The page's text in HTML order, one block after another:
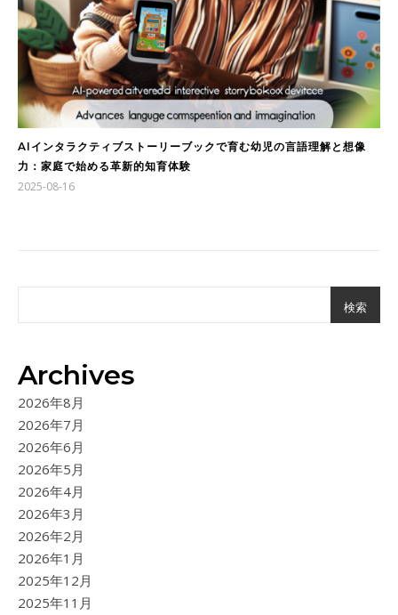
AIインタラクティブストーリーブックで育む幼児の言語理解と想像
力：家庭で始める革新的知育体験
2025-08-16
検索
Archives
2026年8月
2026年7月
2026年6月
2026年5月
2026年4月
2026年3月
2026年2月
2026年1月
2025年12月
2025年11月